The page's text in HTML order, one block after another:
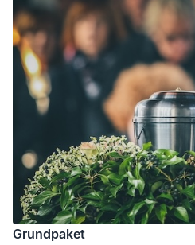
Grundpaket